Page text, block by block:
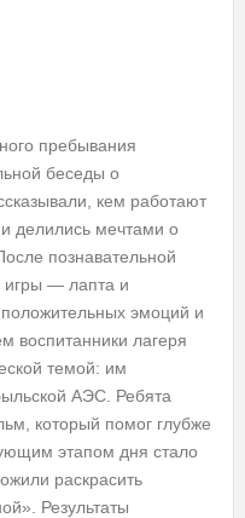
пребывания
беседы о
кем работают
делились мечтами о
познавательной
игры — лапта и
эмоций и
воспитанники лагеря
темой: им
АЭС. Ребята
который помог глубже
этапом дня стало
раскрасить
Результаты